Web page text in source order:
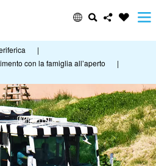
|
con la famiglia all’aperto
|